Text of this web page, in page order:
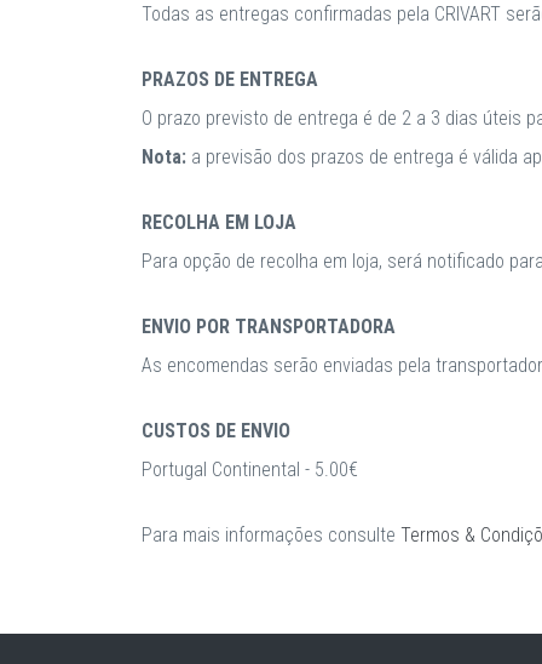
Todas as entregas confirmadas pela CRIVART
PRAZOS DE ENTREGA
O prazo previsto de entrega é de 2 a 3 dias úteis
Nota: a previsão dos prazos de entrega é válida
RECOLHA EM LOJA
Para opção de recolha em loja, será notificado
ENVIO POR TRANSPORTADORA
As encomendas serão enviadas pela
CUSTOS DE ENVIO
Portugal Continental - 5.00€
Para mais informações consulte Termos &